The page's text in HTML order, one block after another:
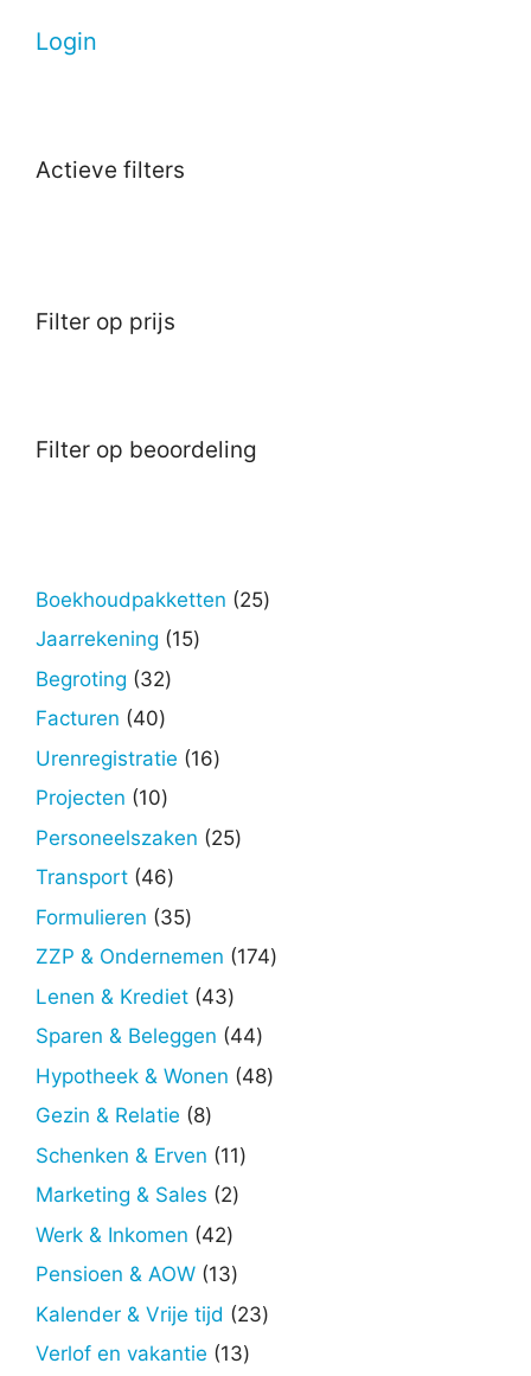
Login
Actieve filters
Filter op prijs
Filter op beoordeling
Boekhoudpakketten 2525
Jaarrekening 1515
Begroting 3232
Facturen 4040
producten
Urenregistratie 1616
Projecten 1010
producten
Personeelszaken 2525
Transport 4646
producten
Formulieren 3535
producten
ZZP & Ondernemen 174174
Lenen & Krediet 4343
producten
Sparen & Beleggen 4444
producten
Hypotheek & Wonen 4848
Gezin & Relatie 88
producten
Schenken & Erven 1111
Marketing & Sales 22
Werk & Inkomen 4242
producten
Pensioen & AOW 1313
producten
Kalender & Vrije tijd 2323
Verlof en vakantie 1313